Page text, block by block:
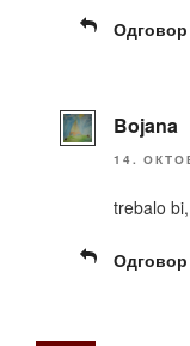
Одговор
Bojana
14.
trebalo
Одговор